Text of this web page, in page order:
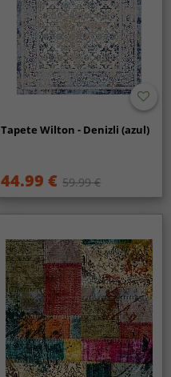
Tapete Wilton - Denizli (azul)
44.99 € 59.99 €